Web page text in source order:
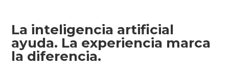
La inteligencia artificial
ayuda. La experiencia marca
la diferencia.